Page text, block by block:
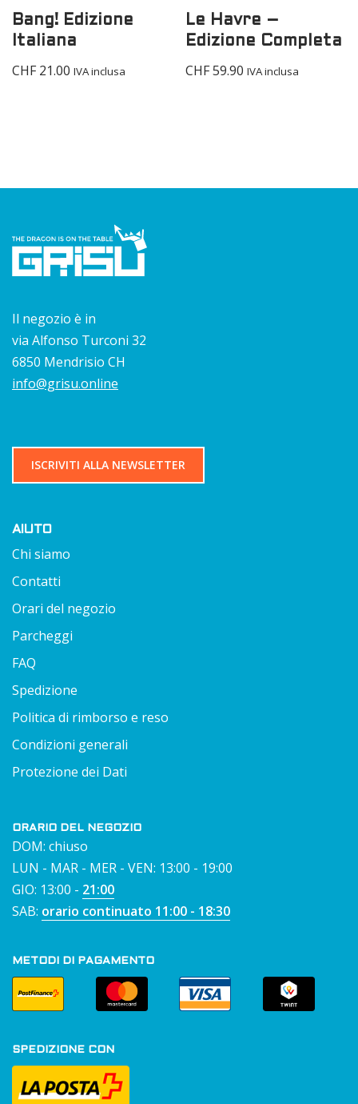
Bang! Edizione
Italiana
CHF21.00 IVA inclusa
Le Havre –
Edizione Completa
CHF59.90 IVA inclusa
Il negozio è in
via Alfonso Turconi 32
6850 Mendrisio CH
info@grisu.online
ISCRIVITI ALLA NEWSLETTER
AIUTO
Chi siamo
Contatti
Orari del negozio
Parcheggi
FAQ
Spedizione
Politica di rimborso e reso
Condizioni generali
Protezione dei Dati
ORARIO DEL NEGOZIO
DOM: chiuso
LUN - MAR - MER - VEN: 13:00 - 19:00
GIO: 13:00 - 21:00
SAB: orario continuato 11:00 - 18:30
METODI DI PAGAMENTO
SPEDIZIONE CON